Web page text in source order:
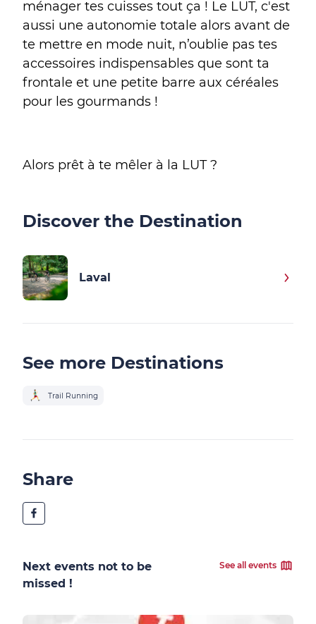
ménager tes cuisses tout ça ! Le LUT, c'est
aussi une autonomie totale alors avant de
te mettre en mode nuit, n’oublie pas tes
accessoires indispensables que sont ta
frontale et une petite barre aux céréales
pour les gourmands !
Alors prêt à te mêler à la LUT ?
Discover the Destination
Laval
See more Destinations
Trail Running
Share
Next events not to be
missed !
See all events